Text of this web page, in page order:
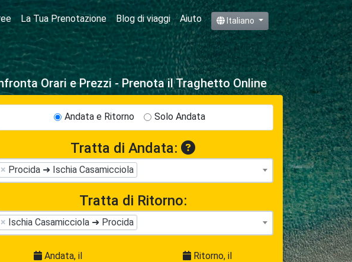
La Tua Prenotazione Blog di viaggi Aiuto Italiano
Orari e Prezzi - Prenota il Traghetto Online
Andata e Ritorno Solo Andata
Tratta di Andata:
× Procida ➜ Ischia Casamicciola
Tratta di Ritorno:
× Ischia Casamicciola ➜ Procida
Andata, il Ritorno, il